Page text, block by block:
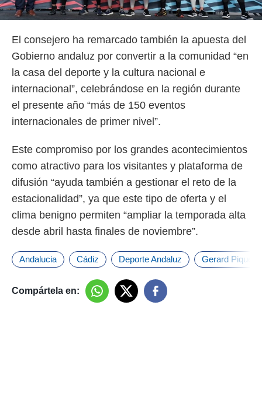
El consejero ha remarcado también la apuesta del
Gobierno andaluz por convertir a la comunidad “en
la casa del deporte y la cultura nacional e
internacional”, celebrándose en la región durante
el presente año “más de 150 eventos
internacionales de primer nivel”.
Este compromiso por los grandes acontecimientos
como atractivo para los visitantes y plataforma de
difusión “ayuda también a gestionar el reto de la
estacionalidad”, ya que este tipo de oferta y el
clima benigno permiten “ampliar la temporada alta
desde abril hasta finales de noviembre”.
Andalucia Cádiz Deporte Andaluz Gerard Piqué
Compártela en: